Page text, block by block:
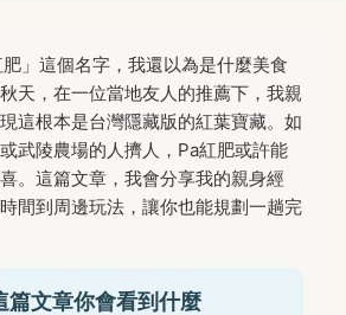
」這個名字，我還以為是什麼美食
天，在一位當地友人的推薦下，我親
這根本是台灣隱藏版的紅葉寶藏。如
武陵農場的人擠人，Pa紅肥或許能
。這篇文章，我會分享我的親身經
間到周邊玩法，讓你也能規劃一趟完
篇文章你會看到什麼